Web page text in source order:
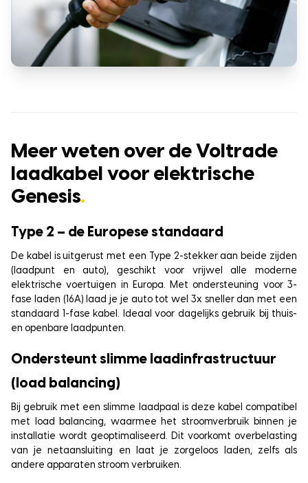
Meer weten over de Voltrade
laadkabel voor elektrische
Genesis.
Type 2 – de Europese standaard
De kabel is uitgerust met een Type 2-stekker aan beide zijden
(laadpunt en auto), geschikt voor vrijwel alle moderne
elektrische voertuigen in Europa. Met ondersteuning voor 3-
fase laden (16A) laad je je auto tot wel 3x sneller dan met een
standaard 1-fase kabel. Ideaal voor dagelijks gebruik bij thuis-
en openbare laadpunten.
Ondersteunt slimme laadinfrastructuur
(load balancing)
Bij gebruik met een slimme laadpaal is deze kabel compatibel
met load balancing, waarmee het stroomverbruik binnen je
installatie wordt geoptimaliseerd. Dit voorkomt overbelasting
van je netaansluiting en laat je zorgeloos laden, zelfs als
andere apparaten stroom verbruiken.